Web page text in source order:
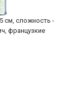
см, сложность -
французкие